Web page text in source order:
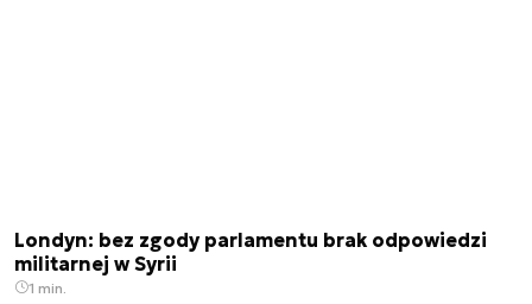
Londyn: bez zgody parlamentu brak odpowiedzi
militarnej w Syrii
1 min.